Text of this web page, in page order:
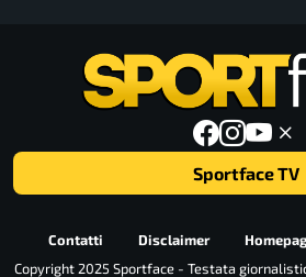
Sportface TV
Contatti Disclaimer
Copyright 2025 Sportface - Testata